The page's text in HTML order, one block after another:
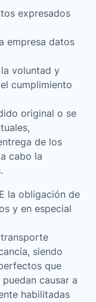
expresados
empresa datos
voluntad y
cumplimiento
original o se
de los
cabo la
la obligación de
y en especial
siendo
que
causar a
habilitadas